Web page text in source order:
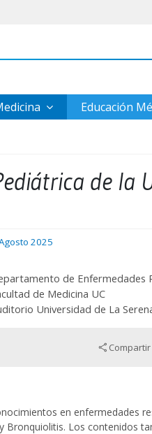
Educación
de la
2025
de Enfermedades
de Medicina UC
Universidad de La
Compartir
en enfermedades
Bronquiolitis. Los contenidos